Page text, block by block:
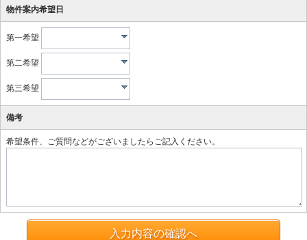
物件案内希望日
第一希望
第二希望
第三希望
備考
希望条件、ご質問などがございましたらご記入ください。
入力内容の確認へ